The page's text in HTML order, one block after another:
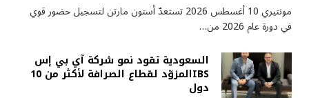
مونتيري 10 أغسطس 2026 تستعدّ أستون مارتن لتسجيل حضور قوي
في دورة عام 2026 من…
السعودية تقود نمو شركة آي بي إس
IBSالمزوّد لقطاع الصرافة لأكثر من 10
دول